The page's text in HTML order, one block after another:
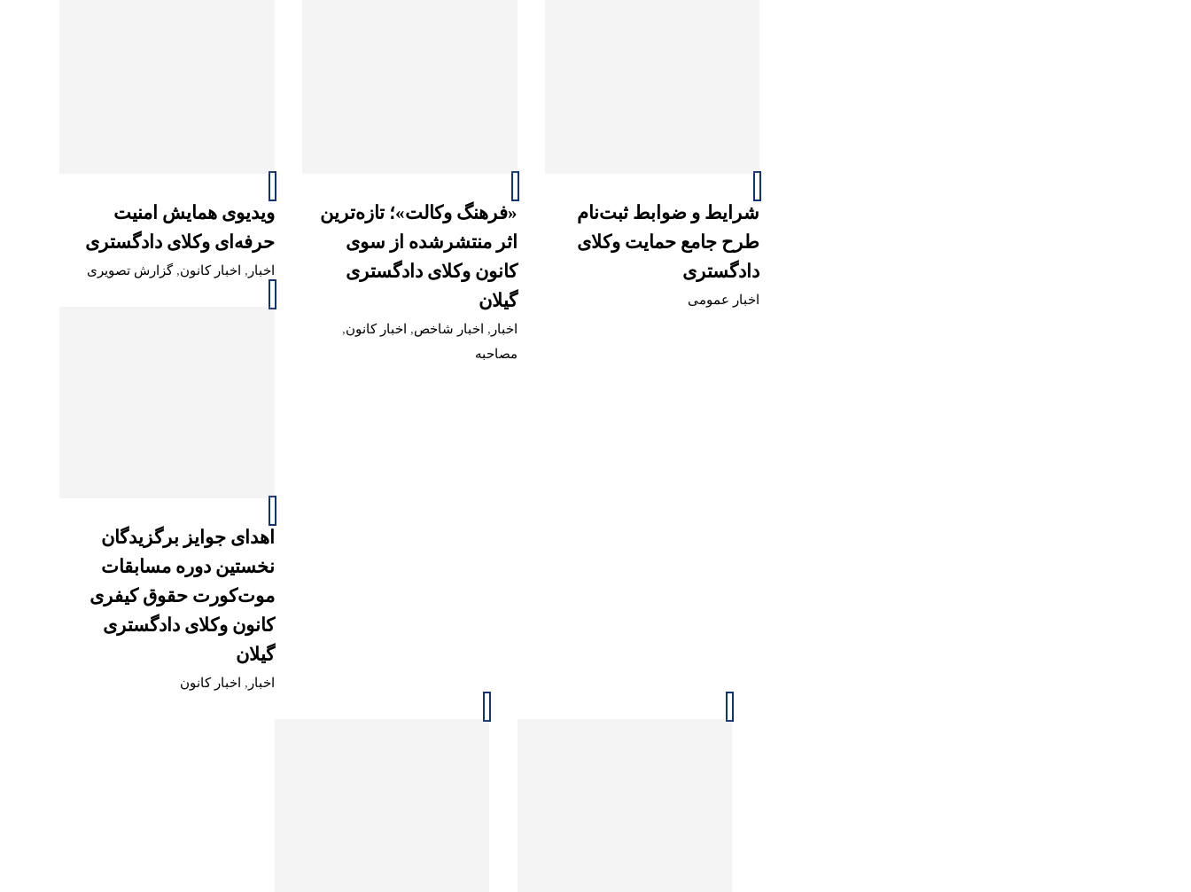
شرایط و ضوابط ثبت‌نام
طرح جامع حمایت وکلای
دادگستری
اخبار عمومی
«فرهنگ وکالت»؛ تازه‌ترین
اثر منتشرشده از سوی
کانون وکلای دادگستری
گیلان
اخبار , اخبار شاخص, اخبار کانون,
مصاحبه
ویدیوی همایش امنیت
حرفه‌ای وکلای دادگستری
اخبار , اخبار کانون,گزارش تصویری
اهدای جوایز برگزیدگان
نخستین دوره مسابقات
موت‌کورت حقوق کیفری
کانون وکلای دادگستری
گیلان
اخبار , اخبار کانون